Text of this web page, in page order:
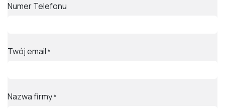
Numer Telefonu
Twój email *
Nazwa firmy*